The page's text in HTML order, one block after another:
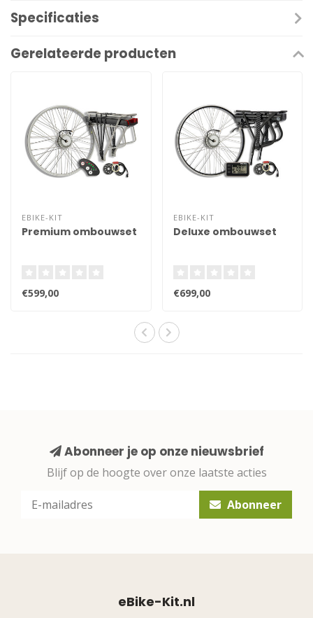
Specificaties
Gerelateerde producten
EBIKE-KIT
Premium ombouwset
€599,00
EBIKE-KIT
Deluxe ombouwset
€699,00
Abonneer je op onze nieuwsbrief
Blijf op de hoogte over onze laatste acties
Abonneer
eBike-Kit.nl